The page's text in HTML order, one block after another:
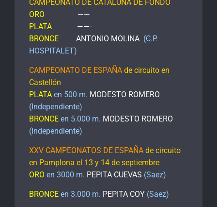
CAMPEONATO DE CATALUÑA DE FONDO
ORO
——
PLATA
——-
BRONCE
ANTONIO MOLINA (C.P.
HOSPITALET)
CAMPEONATO DE ESPAÑA de circuito en
Castellón
PLATA en 500 m. MODESTO ROMERO
(Independiente)
BRONCE en 5.000 m. MODESTO ROMERO
(Independiente)
XXV CAMPEONATOS DE ESPAÑA de circuito
en Pamplona el 13 y 14 de septiembre
ORO en 3000 m. PEPITA CUEVAS (Saez)
BRONCE en 3.000 m. PEPITA COY (Saez)